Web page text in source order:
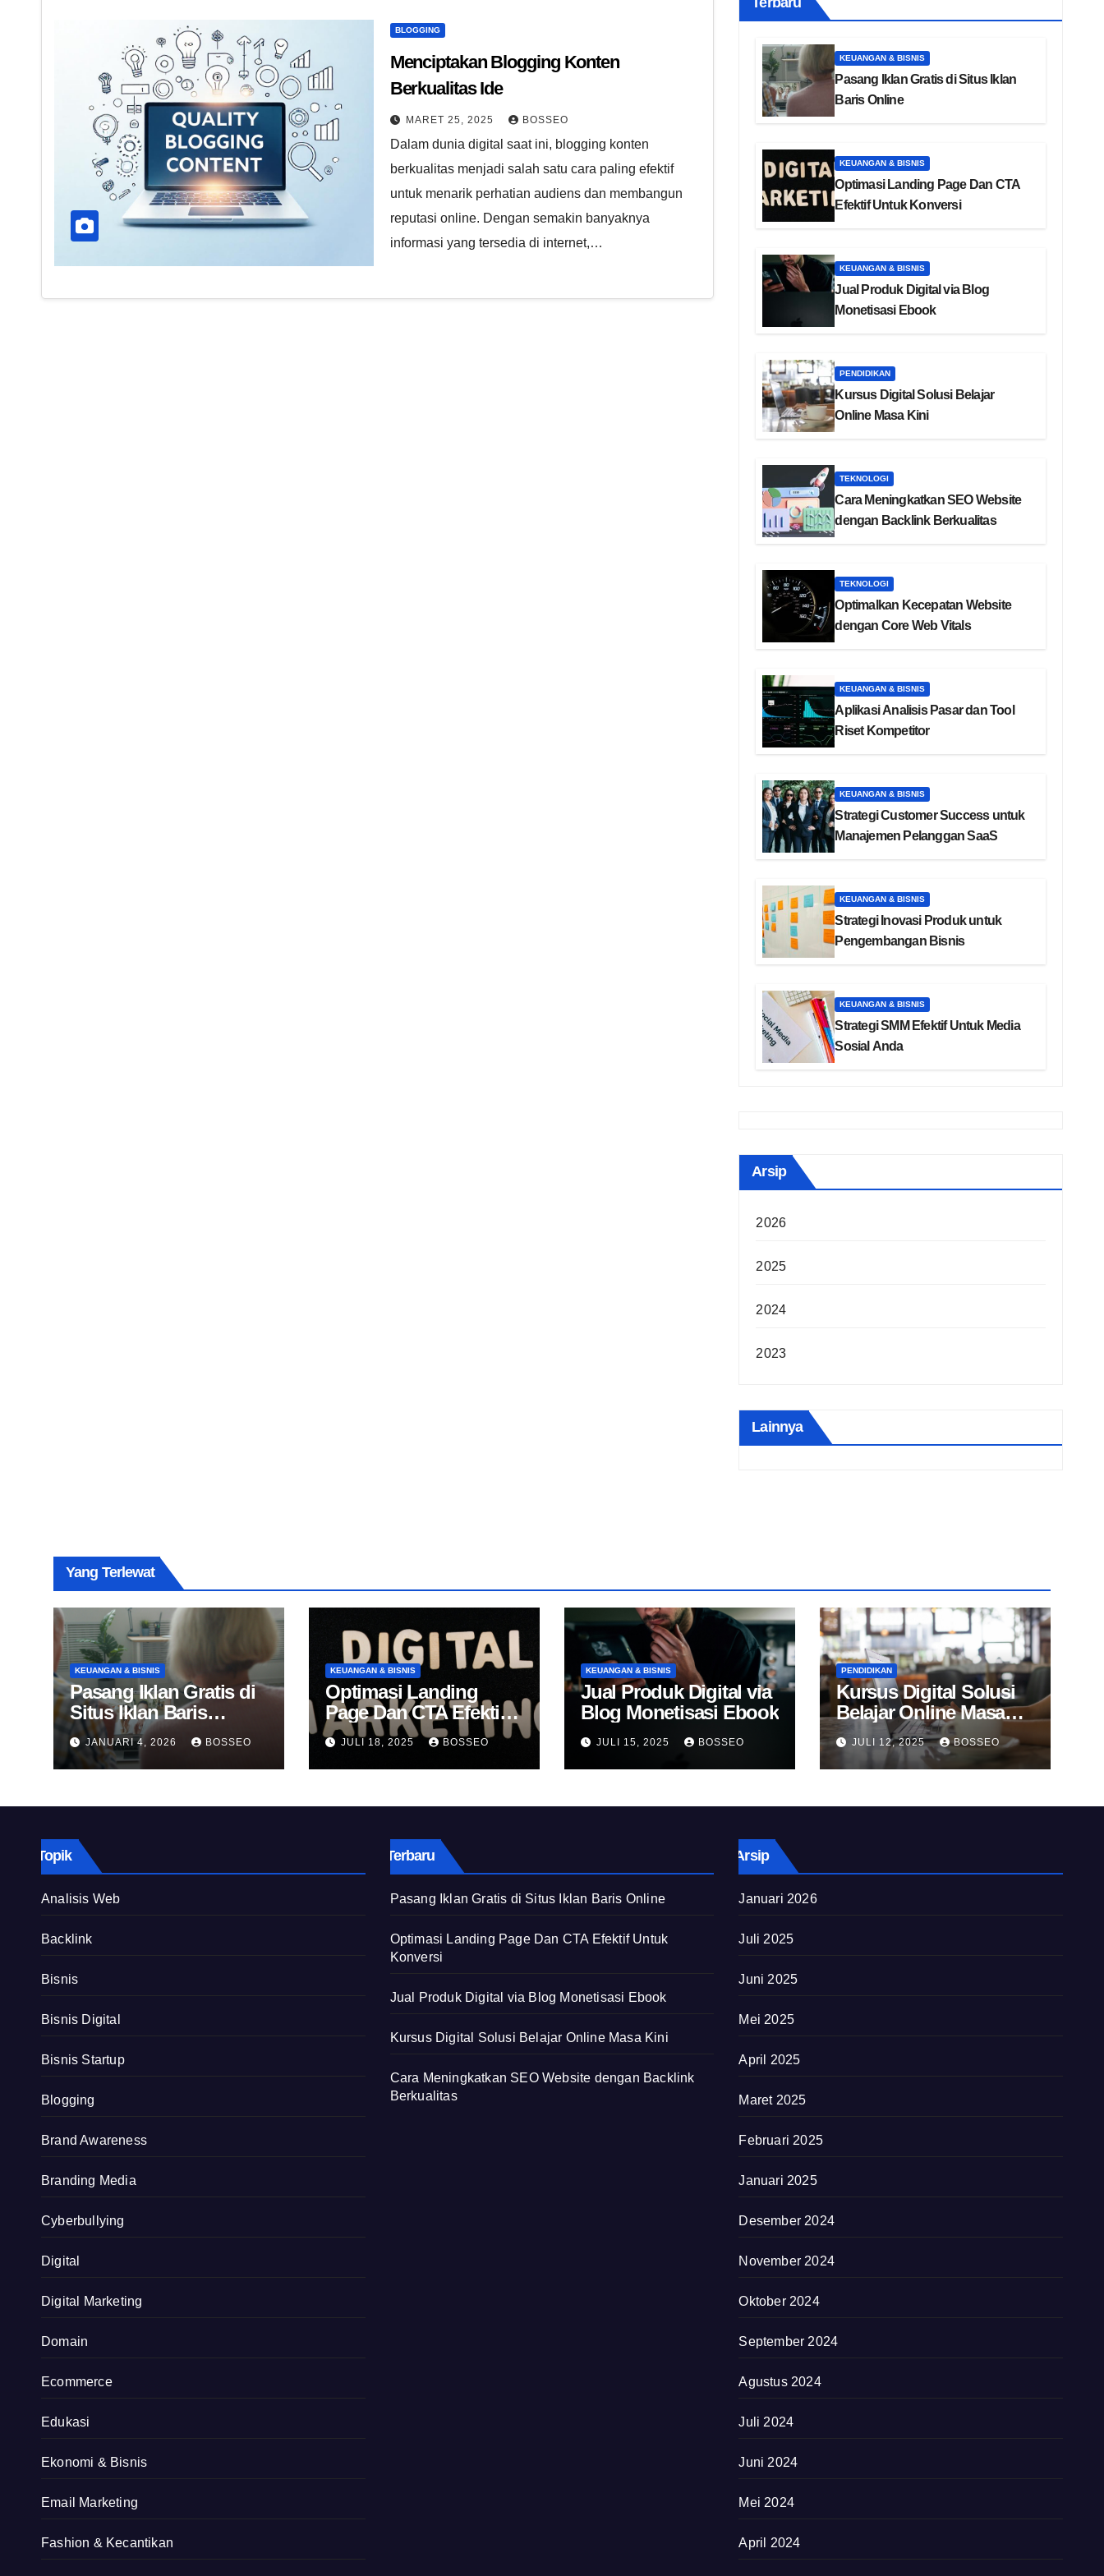
BLOGGING
Menciptakan Blogging Konten
Berkualitas Ide
MARET 25, 2025 BOSSEO
Dalam dunia digital saat ini, blogging konten
berkualitas menjadi salah satu cara paling efektif
untuk menarik perhatian audiens dan membangun
reputasi online. Dengan semakin banyaknya
informasi yang tersedia di internet,…
KEUANGAN & BISNIS
Pasang Iklan Gratis di Situs Iklan
Baris Online
KEUANGAN & BISNIS
Optimasi Landing Page Dan CTA
Efektif Untuk Konversi
KEUANGAN & BISNIS
Jual Produk Digital via Blog
Monetisasi Ebook
PENDIDIKAN
Kursus Digital Solusi Belajar
Online Masa Kini
TEKNOLOGI
Cara Meningkatkan SEO Website
dengan Backlink Berkualitas
TEKNOLOGI
Optimalkan Kecepatan Website
dengan Core Web Vitals
KEUANGAN & BISNIS
Aplikasi Analisis Pasar dan Tool
Riset Kompetitor
KEUANGAN & BISNIS
Strategi Customer Success untuk
Manajemen Pelanggan SaaS
KEUANGAN & BISNIS
Strategi Inovasi Produk untuk
Pengembangan Bisnis
KEUANGAN & BISNIS
Strategi SMM Efektif Untuk Media
Sosial Anda
Arsip
2026
2025
2024
2023
Lainnya
Yang Terlewat
KEUANGAN & BISNIS
Pasang Iklan Gratis di
Situs Iklan Baris
Online
JANUARI 4, 2026 BOSSEO
KEUANGAN & BISNIS
Optimasi Landing
Page Dan CTA Efektif
Untuk Konversi
JULI 18, 2025 BOSSEO
KEUANGAN & BISNIS
Jual Produk Digital via
Blog Monetisasi Ebook
JULI 15, 2025 BOSSEO
PENDIDIKAN
Kursus Digital Solusi
Belajar Online Masa
KiniJULI 12, 2025 BOSSEO
Topik
Analisis Web
Backlink
Bisnis
Bisnis Digital
Bisnis Startup
Blogging
Brand Awareness
Branding Media
Cyberbullying
Digital
Digital Marketing
Domain
Ecommerce
Edukasi
Ekonomi & Bisnis
Email Marketing
Fashion & Kecantikan
Terbaru
Pasang Iklan Gratis di Situs Iklan Baris Online
Optimasi Landing Page Dan CTA Efektif Untuk
Konversi
Jual Produk Digital via Blog Monetisasi Ebook
Kursus Digital Solusi Belajar Online Masa Kini
Cara Meningkatkan SEO Website dengan Backlink
Berkualitas
Arsip
Januari 2026
Juli 2025
Juni 2025
Mei 2025
April 2025
Maret 2025
Februari 2025
Januari 2025
Desember 2024
November 2024
Oktober 2024
September 2024
Agustus 2024
Juli 2024
Juni 2024
Mei 2024
April 2024